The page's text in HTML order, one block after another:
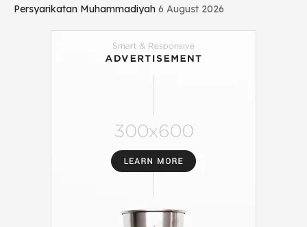
Persyarikatan Muhammadiyah 6 August 2026